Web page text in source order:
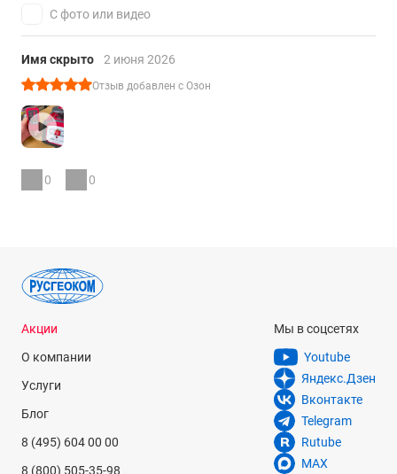
С фото или видео
Имя скрыто 2 июня 2026
Отзыв добавлен с Озон
0 0
Акции
О компании
Услуги
Блог
8 (495) 604 00 00
8 (800) 505-35-98
Мы в соцсетях
Youtube
Яндекс.Дзен
Вконтакте
Telegram
Rutube
MAX